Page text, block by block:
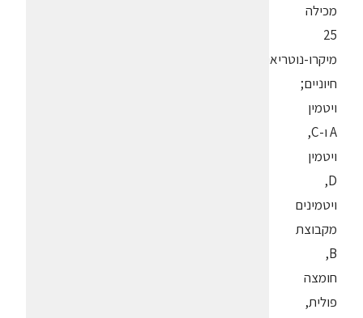
מכילה
25
מיקרו-נוטריאנטים
חיוניים;
ויטמין
A ו-C,
ויטמין
D,
ויטמינים
מקבוצת
B,
חומצה
פולית,